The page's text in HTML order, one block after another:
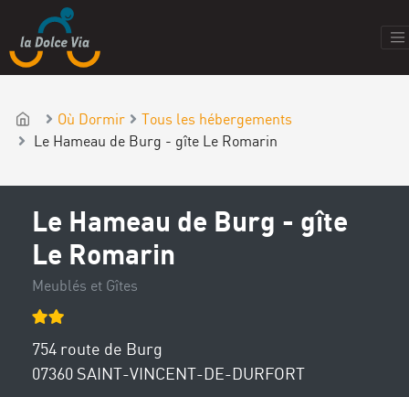
Où Dormir
Tous les hébergements
Le Hameau de Burg - gîte Le Romarin
Le Hameau de Burg - gîte
Le Romarin
Meublés et Gîtes
754 route de Burg
07360 SAINT-VINCENT-DE-DURFORT